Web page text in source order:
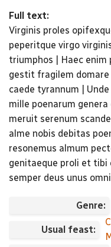
Full text:
Virginis proles
peperitque virgo
triumphos | Haec enim
gestit fragilem
caede tyrannum |
mille poenarum
meruit serenum
alme nobis debitas
resonemus almum
genitaeque proli et tibi
semper deus unus
Genre:
Usual feast: